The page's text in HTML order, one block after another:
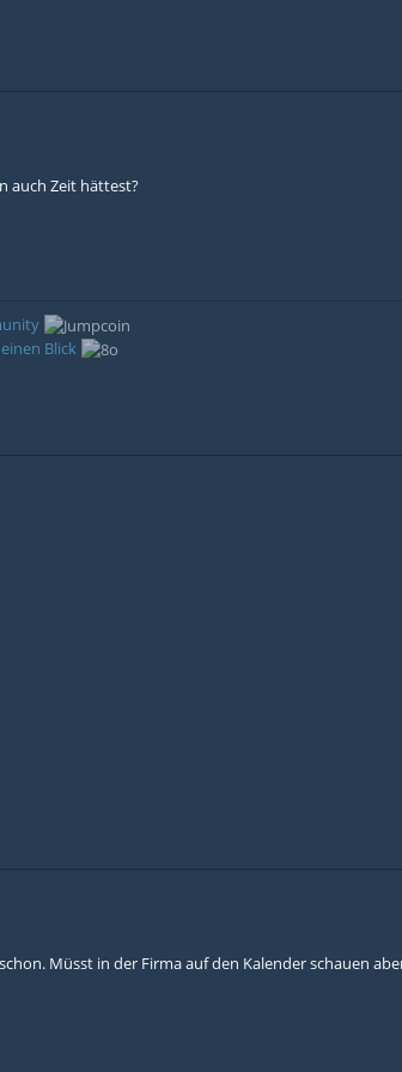
auch Zeit hättest?
Blick
Müsst in der Firma auf den Kalender schauen